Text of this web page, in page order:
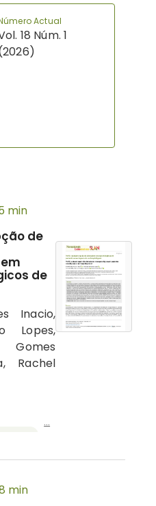
Actual
18 Núm. 1
min
de
de
Inacio,
Lopes,
Rachel
...
min